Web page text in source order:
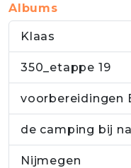
Albums
Klaas
350_etappe 19
voorbereidingen
de camping bij
Nijmegen